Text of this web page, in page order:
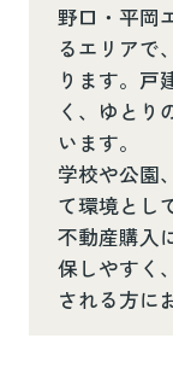
野口・平岡
るエリアで
ります。戸
く、ゆとり
います。
学校や公園
て環境とし
不動産購入
保しやすく
される方に